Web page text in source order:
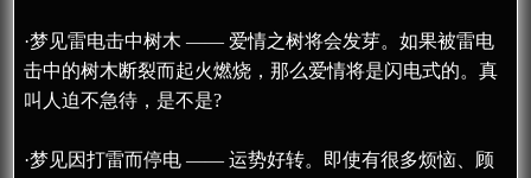
·梦见雷电击中树木 —— 爱情之树将会发芽。如果被雷电
击中的树木断裂而起火燃烧，那么爱情将是闪电式的。真
叫人迫不急待，是不是?
·梦见因打雷而停电 —— 运势好转。即使有很多烦恼、顾